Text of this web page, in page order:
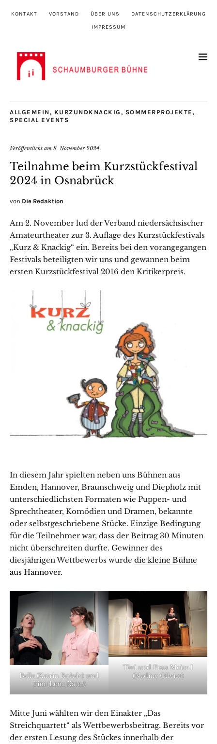
KONTAKT VORSTAND ÜBER UNS DATENSCHUTZERKLÄRUNG
IMPRESSUM
ALLGEMEIN, KURZUNDKNACKIG , SOMMERPROJEKTE ,
SPECIAL EVENTS
Veröffentlicht am 8. November 2024
Teilnahme beim Kurzstückfestival
2024 in Osnabrück
von Die Redaktion
Am 2. November lud der Verband niedersächsischer
Amateurtheater zur 3. Auflage des Kurzstückfestivals
„Kurz & Knackig“ ein. Bereits bei den vorangegangen
Festivals beteiligten wir uns und gewannen beim
ersten Kurzstückfestival 2016 den Kritikerpreis.
In diesem Jahr spielten neben uns Bühnen aus
Emden, Hannover, Braunschweig und Diepholz mit
unterschiedlichsten Formaten wie Puppen- und
Sprechtheater, Komödien und Dramen, bekannte
oder selbstgeschriebene Stücke. Einzige Bedingung
für die Teilnehmer war, dass der Beitrag 30 Minuten
nicht überschreiten durfte. Gewinner des
diesjährigen Wettbewerbs wurde die kleine Bühne
aus Hannover.
Bella (Katrin Rohde) und
Tini (Lena Kater)
Tini und Frau Meier I
(Nadine Olivier)
Mitte Juni wählten wir den Einakter „Das
Streichquartett“ als Wettbewerbsbeitrag. Bereits vor
der ersten Lesung des Stückes innerhalb der